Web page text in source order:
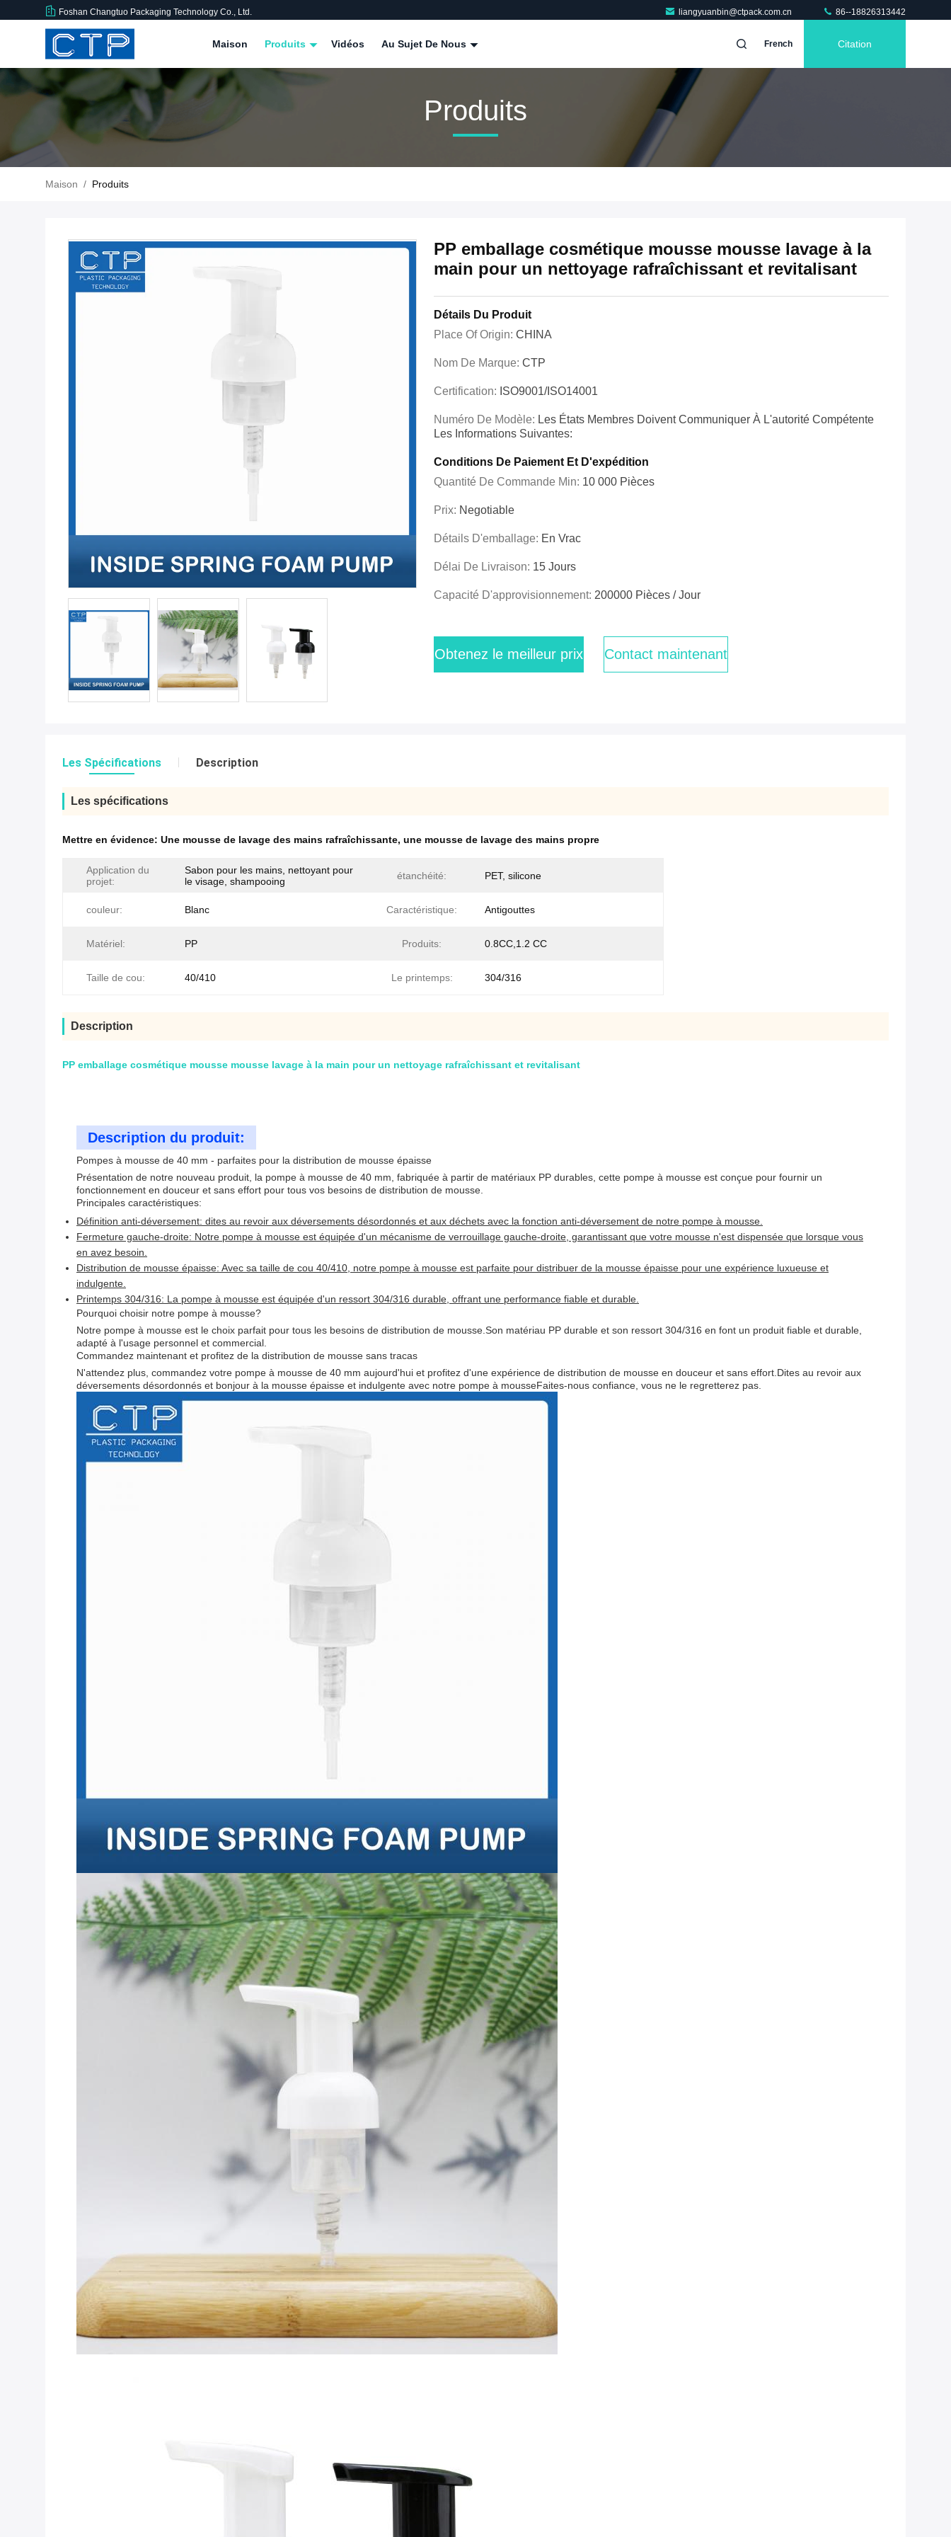
Foshan Changtuo Packaging Technology Co., Ltd. liangyuanbin@ctpack.com.cn 86--18826313442
Maison Produits Vidéos Au Sujet De Nous French Citation
Produits
Maison / Produits
PP emballage cosmétique mousse mousse lavage à la
main pour un nettoyage rafraîchissant et revitalisant
Détails Du Produit
Place Of Origin: CHINA
Nom De Marque: CTP
Certification: ISO9001/ISO14001
Numéro De Modèle: Les États Membres Doivent Communiquer À L'autorité Compétente
Les Informations Suivantes:
Conditions De Paiement Et D'expédition
Quantité De Commande Min: 10 000 Pièces
Prix: Negotiable
Détails D'emballage: En Vrac
Délai De Livraison: 15 Jours
Capacité D'approvisionnement: 200000 Pièces / Jour
Obtenez le meilleur prix Contact maintenant
Les Spécifications Description
Les spécifications
Mettre en évidence: Une mousse de lavage des mains rafraîchissante, une mousse de lavage des mains propre
Application du
projet:
Sabon pour les mains, nettoyant pour
le visage, shampooing
étanchéité: PET, silicone
couleur: Blanc Caractéristique: Antigouttes
Matériel: PP Produits: 0.8CC,1.2 CC
Taille de cou: 40/410 Le printemps: 304/316
Description
PP emballage cosmétique mousse mousse lavage à la main pour un nettoyage rafraîchissant et revitalisant
Description du produit:
Pompes à mousse de 40 mm - parfaites pour la distribution de mousse épaisse
Présentation de notre nouveau produit, la pompe à mousse de 40 mm, fabriquée à partir de matériaux PP durables, cette pompe à mousse est conçue pour fournir un
fonctionnement en douceur et sans effort pour tous vos besoins de distribution de mousse.
Principales caractéristiques:
Définition anti-déversement: dites au revoir aux déversements désordonnés et aux déchets avec la fonction anti-déversement de notre pompe à mousse.
Fermeture gauche-droite: Notre pompe à mousse est équipée d'un mécanisme de verrouillage gauche-droite, garantissant que votre mousse n'est dispensée que lorsque vous
en avez besoin.
Distribution de mousse épaisse: Avec sa taille de cou 40/410, notre pompe à mousse est parfaite pour distribuer de la mousse épaisse pour une expérience luxueuse et
indulgente.
Printemps 304/316: La pompe à mousse est équipée d'un ressort 304/316 durable, offrant une performance fiable et durable.
Pourquoi choisir notre pompe à mousse?
Notre pompe à mousse est le choix parfait pour tous les besoins de distribution de mousse.Son matériau PP durable et son ressort 304/316 en font un produit fiable et durable,
adapté à l'usage personnel et commercial.
Commandez maintenant et profitez de la distribution de mousse sans tracas
N'attendez plus, commandez votre pompe à mousse de 40 mm aujourd'hui et profitez d'une expérience de distribution de mousse en douceur et sans effort.Dites au revoir aux
déversements désordonnés et bonjour à la mousse épaisse et indulgente avec notre pompe à mousseFaites-nous confiance, vous ne le regretterez pas.